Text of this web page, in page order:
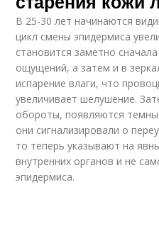
В 25-30 лет начинаются
цикл смены эпидермиса
становится заметно
ощущений, а затем и в
испарение влаги, что
увеличивает шелушение.
обороты, появляются
они сигнализировали о
то теперь указывают на
внутренних органов и не
эпидермиса.